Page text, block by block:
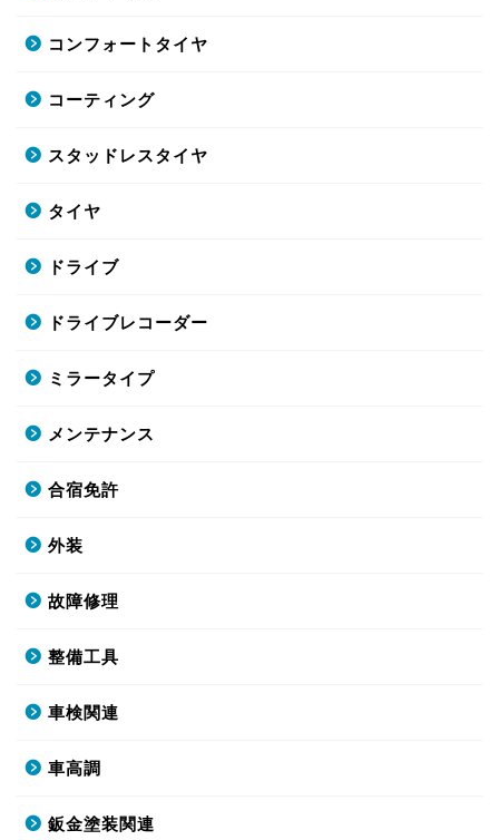
コンフォートタイヤ
コーティング
スタッドレスタイヤ
タイヤ
ドライブ
ドライブレコーダー
ミラータイプ
メンテナンス
合宿免許
外装
故障修理
整備工具
車検関連
車高調
鈑金塗装関連